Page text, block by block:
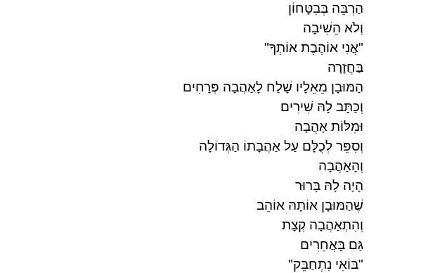
הַרְבֵּה בְּבִטָּחוֹן
וְלֹא הֵשִׁיבָה
"אֲנִי אוֹהֶבֶת אוֹתְךָ"
בַּחֲזָרָה
הַמּוּבָן מֵאֵלָיו שָׁלַח לָאַהֲבָה פְּרָחִים
וְכַתָּב לָהּ שִׁירִים
וּמִלּוֹת אָהֲבָה
וְסִפֵּר לְכֻלָּם עַל אַהֲבָתוֹ הַגְּדוֹלָה
וְהָאַהֲבָה
הָיָה לָהּ בָּרוּר
שֶׁהַמּוּבָן אוֹתָהּ אוֹהֵב
וְהִתְאַהֲבָה קְצָת
גַּם בָּאֲחֵרִים
"בּוֹאִי נִתְחַבֵּק"